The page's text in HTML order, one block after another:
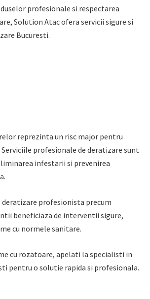
profesionale si respectarea
Solution Atac ofera servicii sigure si
Bucuresti.
reprezinta un risc major pentru
profesionale de deratizare sunt
infestarii si prevenirea
profesionista precum
beneficiaza de interventii sigure,
cu normele sanitare.
cu rozatoare, apelati la specialisti in
pentru o solutie rapida si profesionala.